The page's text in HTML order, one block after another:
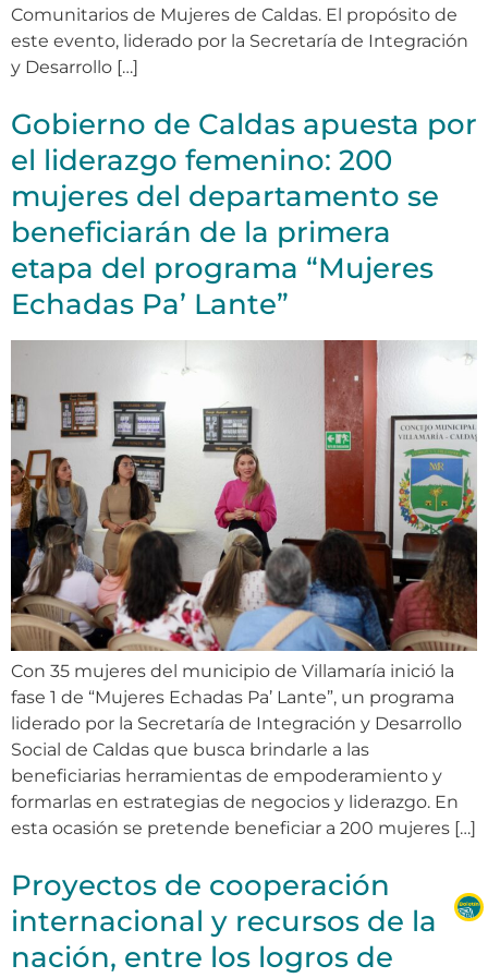
Comunitarios de Mujeres de Caldas. El propósito de
este evento, liderado por la Secretaría de Integración
y Desarrollo […]
Gobierno de Caldas apuesta por
el liderazgo femenino: 200
mujeres del departamento se
beneficiarán de la primera
etapa del programa “Mujeres
Echadas Pa’ Lante”
Con 35 mujeres del municipio de Villamaría inició la
fase 1 de “Mujeres Echadas Pa’ Lante”, un programa
liderado por la Secretaría de Integración y Desarrollo
Social de Caldas que busca brindarle a las
beneficiarias herramientas de empoderamiento y
formarlas en estrategias de negocios y liderazgo. En
esta ocasión se pretende beneficiar a 200 mujeres […]
Proyectos de cooperación
internacional y recursos de la
nación, entre los logros de